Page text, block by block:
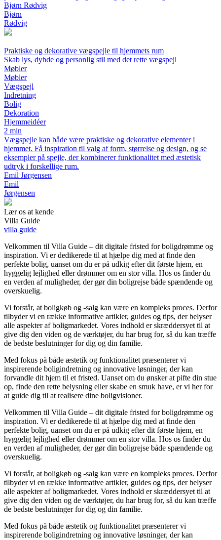
Bjørn Rødvig
Bjørn
Rødvig
Praktiske og dekorative vægspejle til hjemmets rum
Skab lys, dybde og personlig stil med det rette vægspejl
Møbler
Møbler
Vægspejl
Indretning
Bolig
Dekoration
Hjemmeidéer
2 min
Vægspejle kan både være praktiske og dekorative elementer i
hjemmet. Få inspiration til valg af form, størrelse og design, og se
eksempler på spejle, der kombinerer funktionalitet med æstetisk
udtryk i forskellige rum.
Emil Jørgensen
Emil
Jørgensen
Lær os at kende
Villa Guide
villa guide
Velkommen til Villa Guide – dit digitale fristed for boligdrømme og
inspiration. Vi er dedikerede til at hjælpe dig med at finde den
perfekte bolig, uanset om du er på udkig efter dit første hjem, en
hyggelig lejlighed eller drømmer om en stor villa. Hos os finder du
en verden af muligheder, der gør din boligrejse både spændende og
overskuelig.
Vi forstår, at boligkøb og -salg kan være en kompleks proces. Derfor
tilbyder vi en række informative artikler, guides og tips, der belyser
alle aspekter af boligmarkedet. Vores indhold er skræddersyet til at
give dig den viden og de værktøjer, du har brug for, så du kan træffe
de bedste beslutninger for dig og din familie.
Med fokus på både æstetik og funktionalitet præsenterer vi
inspirerende boligindretning og innovative løsninger, der kan
forvandle dit hjem til et fristed. Uanset om du ønsker at pifte din stue
op, finde den rette belysning eller skabe en smuk have, er vi her for
at guide dig til at realisere dine boligvisioner.
Velkommen til Villa Guide – dit digitale fristed for boligdrømme og
inspiration. Vi er dedikerede til at hjælpe dig med at finde den
perfekte bolig, uanset om du er på udkig efter dit første hjem, en
hyggelig lejlighed eller drømmer om en stor villa. Hos os finder du
en verden af muligheder, der gør din boligrejse både spændende og
overskuelig.
Vi forstår, at boligkøb og -salg kan være en kompleks proces. Derfor
tilbyder vi en række informative artikler, guides og tips, der belyser
alle aspekter af boligmarkedet. Vores indhold er skræddersyet til at
give dig den viden og de værktøjer, du har brug for, så du kan træffe
de bedste beslutninger for dig og din familie.
Med fokus på både æstetik og funktionalitet præsenterer vi
inspirerende boligindretning og innovative løsninger, der kan